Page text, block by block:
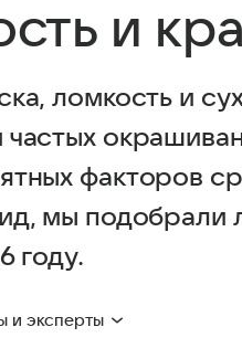
и
ломкость и
частых
факторов
мы подобрали
году.
и эксперты